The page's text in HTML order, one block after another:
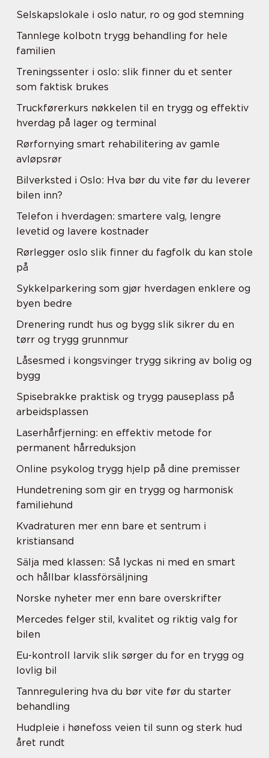
Selskapslokale i oslo natur, ro og god stemning
Tannlege kolbotn trygg behandling for hele
familien
Treningssenter i oslo: slik finner du et senter
som faktisk brukes
Truckførerkurs nøkkelen til en trygg og effektiv
hverdag på lager og terminal
Rørfornying smart rehabilitering av gamle
avløpsrør
Bilverksted i Oslo: Hva bør du vite før du leverer
bilen inn?
Telefon i hverdagen: smartere valg, lengre
levetid og lavere kostnader
Rørlegger oslo slik finner du fagfolk du kan stole
på
Sykkelparkering som gjør hverdagen enklere og
byen bedre
Drenering rundt hus og bygg slik sikrer du en
tørr og trygg grunnmur
Låsesmed i kongsvinger trygg sikring av bolig og
bygg
Spisebrakke praktisk og trygg pauseplass på
arbeidsplassen
Laserhårfjerning: en effektiv metode for
permanent hårreduksjon
Online psykolog trygg hjelp på dine premisser
Hundetrening som gir en trygg og harmonisk
familiehund
Kvadraturen mer enn bare et sentrum i
kristiansand
Sälja med klassen: Så lyckas ni med en smart
och hållbar klassförsäljning
Norske nyheter mer enn bare overskrifter
Mercedes felger stil, kvalitet og riktig valg for
bilen
Eu-kontroll larvik slik sørger du for en trygg og
lovlig bil
Tannregulering hva du bør vite før du starter
behandling
Hudpleie i hønefoss veien til sunn og sterk hud
året rundt